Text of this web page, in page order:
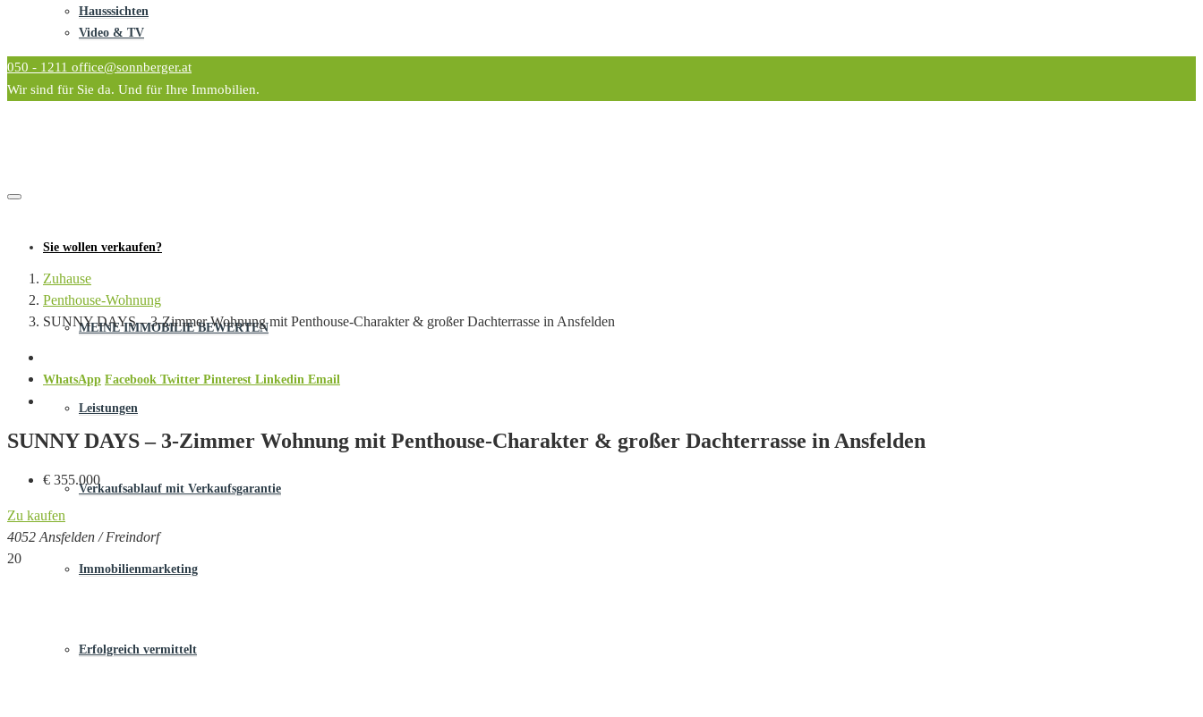
Hausssichten
Video & TV
050 - 1211 office@sonnberger.at
Wir sind für Sie da. Und für Ihre Immobilien.
Sie wollen verkaufen?
MEINE IMMOBILIE BEWERTEN
Leistungen
Verkaufsablauf mit Verkaufsgarantie
Immobilienmarketing
Erfolgreich vermittelt
Zuhause
Penthouse-Wohnung
SUNNY DAYS – 3-Zimmer Wohnung mit Penthouse-Charakter & großer Dachterrasse in Ansfelden
WhatsApp Facebook Twitter Pinterest Linkedin Email
SUNNY DAYS – 3-Zimmer Wohnung mit Penthouse-Charakter & großer Dachterrasse in Ansfelden
€ 355.000
Zu kaufen
4052 Ansfelden / Freindorf
20